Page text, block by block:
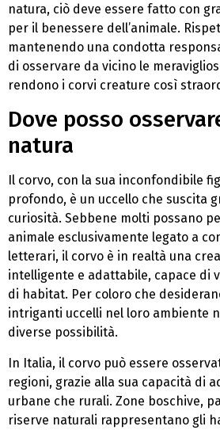
natura, ciò deve essere fatto con
per il benessere dell’animale.
mantenendo una condotta
di osservare da vicino le
rendono i corvi creature così
Dove posso
natura
Il corvo, con la sua inconfondibile
profondo, è un uccello che suscita
curiosità. Sebbene molti possano
animale esclusivamente legato a
letterari, il corvo è in realtà una
intelligente e adattabile, capace di
di habitat. Per coloro che
intriganti uccelli nel loro ambiente
diverse possibilità.
In Italia, il corvo può essere
regioni, grazie alla sua capacità di
urbane che rurali. Zone boschive,
riserve naturali rappresentano gli